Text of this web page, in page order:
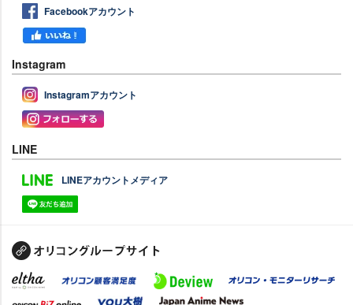
Facebookアカウント
Instagram
Instagramアカウント
LINE
LINEアカウントメディア